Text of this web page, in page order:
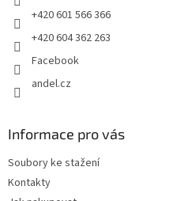
+420 601 566 366
+420 604 362 263
Facebook
andel.cz
Informace pro vás
Soubory ke stažení
Kontakty